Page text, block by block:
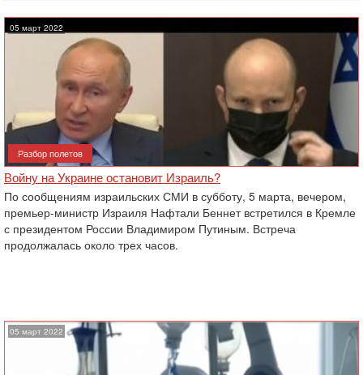
05 март 2022
Разбор полетов
Войну на Украине остановит Израиль?
По сообщениям израильских СМИ в субботу, 5 марта, вечером,
премьер-министр Израиля Нафтали Беннет встретился в Кремле
с президентом России Владимиром Путиным. Встреча
продолжалась около трех часов.
05 март 2022